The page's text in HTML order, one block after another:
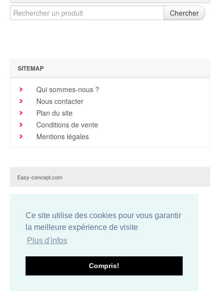
Ce site utilise des cookies pour vous garantir
la meilleure expérience de visite
Plus d'infos
Compris!
Accueil
Promotions
Brochures & Tarifs
Actualités
Dépôts
Chercher
SITEMAP
Qui sommes-nous ?
Nous contacter
Plan du site
Conditions de vente
Mentions légales
Easy-concept.com